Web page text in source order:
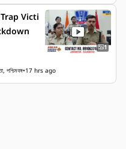
Victi
1
পশ্চিমবঙ্গ•17 hrs ago